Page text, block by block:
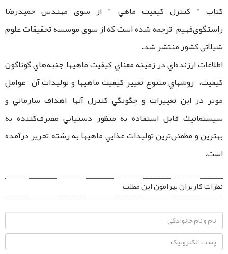
کتاب " كنترل كيفيت ماهي " از سوی مهندس حميدرضا
راستگوي‌فهيم ترجمه شده است که از سوی موسسه تحقیقات علوم
شیلاتی کشور منتشر شد.
اطلاعات ارزنده‌اي در زمينه معناي كيفيت ماهيها٬ جنبه‌هاي گوناگون
كيفيت، روشهاي متنوع تغيير كيفيت ماهيها و توليدات آن٬ عوامل
موثر در اين تغييرات و چگونگي كنترل آنها٬ اهداف سازماني و
سيستماتيك قابل استفاده به منظور دستيابي مصرف‌كننده به
بهترين و مطمئن‌ترين توليدات غذايي ماهيها به رشته تحرير درآمده
است.
نظرات کاربران پیرامون این مطلب